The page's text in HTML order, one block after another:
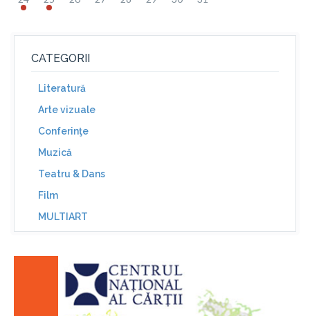
CATEGORII
Literatură
Arte vizuale
Conferinţe
Muzică
Teatru & Dans
Film
MULTIART